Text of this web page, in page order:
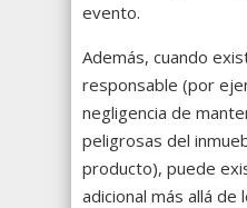
evento.
Además, cuando
responsable (por
negligencia de
peligrosas del
producto), puede
adicional más allá